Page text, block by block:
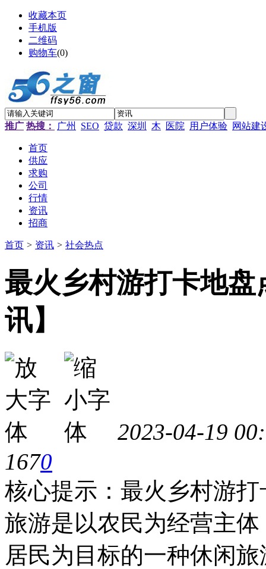
收藏本页
手机版
二维码
购物车(0)
推广 热搜： 广州 SEO 贷款 深圳 木 医院 用户体验 网站建
首页
供应
求购
公司
行情
资讯
招商
首页 > 资讯 > 社会热点
最火乡村游打卡地
讯】
2023-04-19
1670
核心提示：最火乡村游
旅游是以农民为经营主
居民为目标的一种休闲